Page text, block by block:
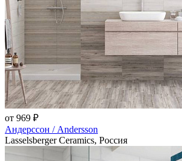
от 969 ₽
Андерссон / Andersson
Lasselsberger Ceramics, Россия